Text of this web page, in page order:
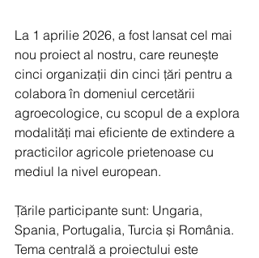
La 1 aprilie 2026, a fost lansat cel mai
nou proiect al nostru, care reunește
cinci organizații din cinci țări pentru a
colabora în domeniul cercetării
agroecologice, cu scopul de a explora
modalități mai eficiente de extindere a
practicilor agricole prietenoase cu
mediul la nivel european.
Țările participante sunt: Ungaria,
Spania, Portugalia, Turcia și România.
Tema centrală a proiectului este